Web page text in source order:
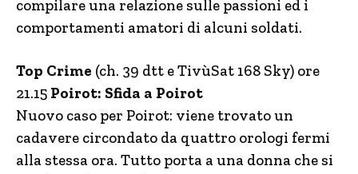
compilare una relazione sulle passioni ed i
comportamenti amatori di alcuni soldati.
Top Crime (ch. 39 dtt e TivùSat 168 Sky) ore
21.15 Poirot: Sfida a Poirot
Nuovo caso per Poirot: viene trovato un
cadavere circondato da quattro orologi fermi
alla stessa ora. Tutto porta a una donna che si